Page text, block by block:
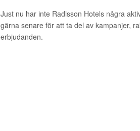
Just nu har inte Radisson Hotels några
gärna senare för att ta del av kampanjer,
erbjudanden.